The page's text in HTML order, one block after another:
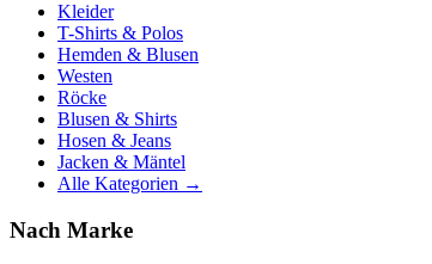
Kleider
T-Shirts & Polos
Hemden & Blusen
Westen
Röcke
Blusen & Shirts
Hosen & Jeans
Jacken & Mäntel
Alle Kategorien →
Nach Marke